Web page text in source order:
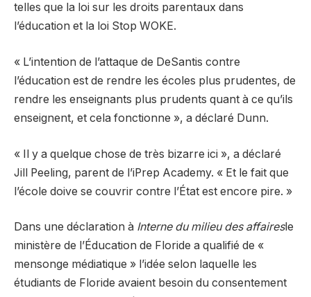
telles que la loi sur les droits parentaux dans
l’éducation et la loi Stop WOKE.
« L’intention de l’attaque de DeSantis contre
l’éducation est de rendre les écoles plus prudentes, de
rendre les enseignants plus prudents quant à ce qu’ils
enseignent, et cela fonctionne », a déclaré Dunn.
« Il y a quelque chose de très bizarre ici », a déclaré
Jill Peeling, parent de l’iPrep Academy. « Et le fait que
l’école doive se couvrir contre l’État est encore pire. »
Dans une déclaration à Interne du milieu des affairesle
ministère de l’Éducation de Floride a qualifié de «
mensonge médiatique » l’idée selon laquelle les
étudiants de Floride avaient besoin du consentement